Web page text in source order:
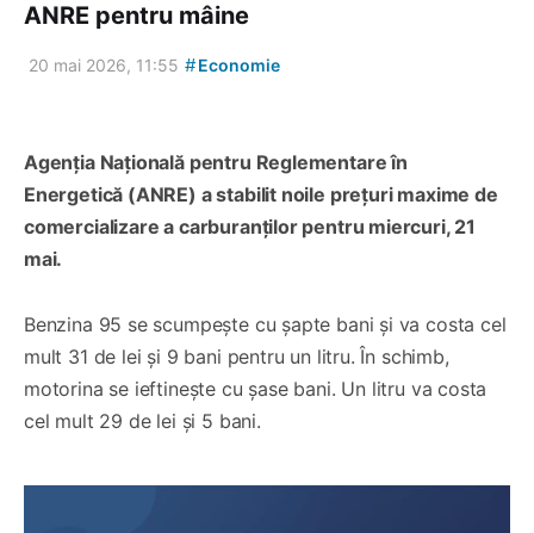
ANRE pentru mâine
20 mai 2026, 11:55 #Economie
Agenția Națională pentru Reglementare în
Energetică (ANRE) a stabilit noile prețuri maxime de
comercializare a carburanților pentru miercuri, 21
mai.
Benzina 95 se scumpește cu șapte bani și va costa cel
mult 31 de lei și 9 bani pentru un litru. În schimb,
motorina se ieftinește cu șase bani. Un litru va costa
cel mult 29 de lei și 5 bani.